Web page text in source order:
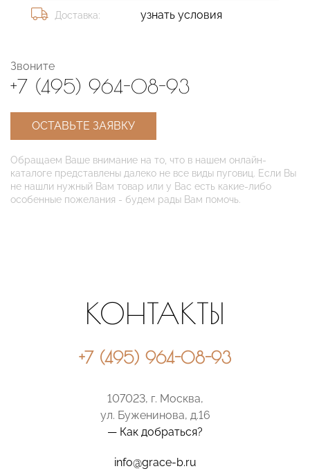
Доставка: узнать условия
Звоните
+7 (495) 964-08-93
ОСТАВЬТЕ ЗАЯВКУ
Обращаем Ваше внимание на то, что в нашем онлайн-
каталоге представлены далеко не все виды пуговиц. Если Вы
не нашли нужный Вам товар или у Вас есть какие-либо
особенные пожелания - будем рады Вам помочь.
КОНТАКТЫ
+7 (495) 964-08-93
107023, г. Москва,
ул. Буженинова, д.16
— Как добраться?
info@grace-b.ru